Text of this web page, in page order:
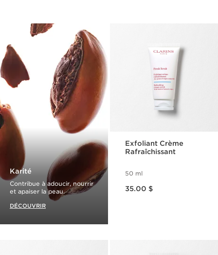
Karité
Contribue à adoucir, nourrir
et apaiser la peau.
DÉCOUVRIR
Exfoliant Crème
Rafraîchissant
50 ml
35.00 $